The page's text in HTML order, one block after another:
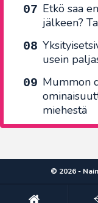
Etkö saa
jälkeen?
usein
Mummon
miehestä
© 2026 -